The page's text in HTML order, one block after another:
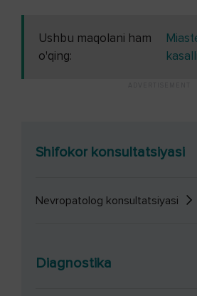
Ushbu maqolani ham
o'qing:
Shifokor konsultatsiyasi
Nevropatolog konsultatsiyasi
Diagnostika